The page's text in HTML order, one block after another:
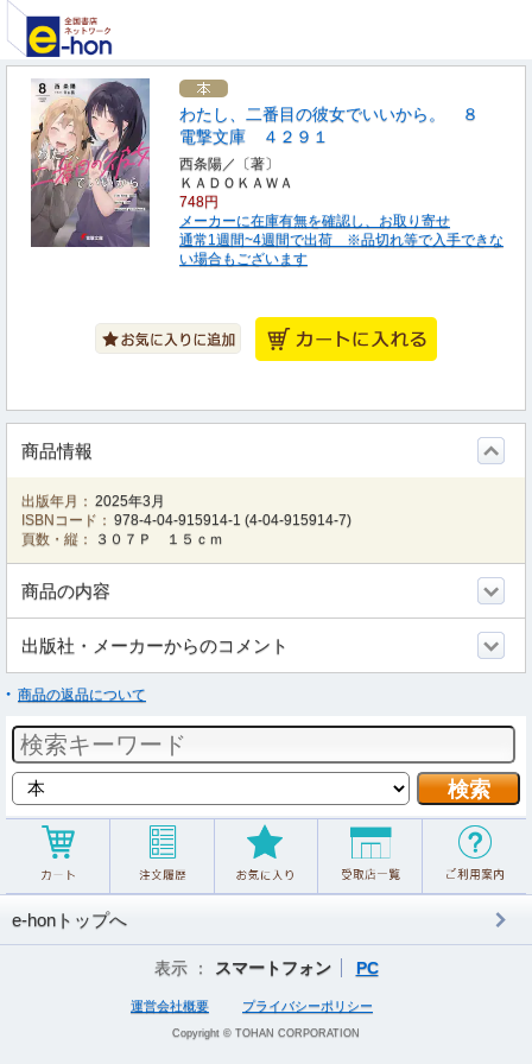
わたし、二番目の彼女でいいから。 ８
電撃文庫 ４２９１
西条陽／〔著〕
ＫＡＤＯＫＡＷＡ
748円
メーカーに在庫有無を確認し、お取り寄せ
通常1週間~4週間で出荷 ※品切れ等で入手できな
い場合もございます
商品情報
出版年月： 2025年3月
ISBNコード： 978-4-04-915914-1 (4-04-915914-7)
頁数・縦：
３０７Ｐ １５ｃｍ
商品の内容
出版社・メーカーからのコメント
商品の返品について
e-honトップへ
表示 ： スマートフォン PC
運営会社概要 プライバシーポリシー
Copyright © TOHAN CORPORATION